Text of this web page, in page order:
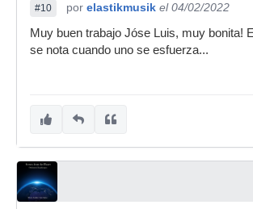
#10 por elastikmusik el 04/02/2022
Muy buen trabajo Jóse Luis, muy bonita!
se nota cuando uno se esfuerza...